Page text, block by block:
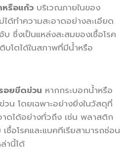
หรือแก้ว บริเวณภายในของ
ด้ทำความสะอาดอย่างละเอียด
ซึ่งเป็นแหล่งสะสมของเชื้อโรค
บโตได้ในสภาพที่มีน้ำหรือ
อยขีดข่วน หากกระบอกน้ำหรือ
น โดยเฉพาะอย่างยิ่งในวัสดุที่
าดได้อย่างทั่วถึง เช่น พลาสติก
ชื้อโรคและแบคทีเรียสามารถซ่อน
านี้ได้